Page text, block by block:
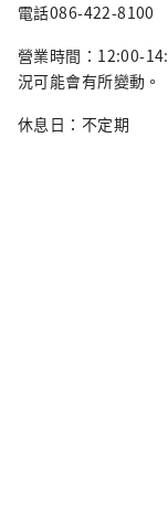
電話086-422-8100
營業時間：12:00-
況可能會有所變動。
休息日：不定期